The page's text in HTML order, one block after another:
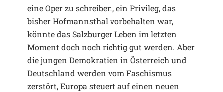
eine Oper zu schreiben, ein Privileg, das
bisher Hofmannsthal vorbehalten war,
könnte das Salzburger Leben im letzten
Moment doch noch richtig gut werden. Aber
die jungen Demokratien in Österreich und
Deutschland werden vom Faschismus
zerstört, Europa steuert auf einen neuen